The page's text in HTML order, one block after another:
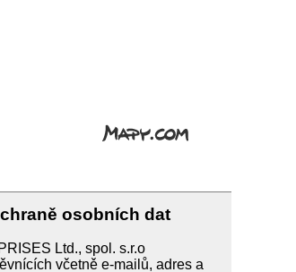
osobních dat
Ltd., spol. s.r.o
včetně e-mailů, adres a